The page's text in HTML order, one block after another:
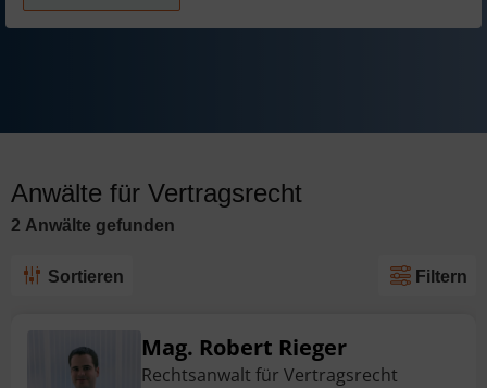
Anwälte für Vertragsrecht
2 Anwälte gefunden
Sortieren Filtern
Mag. Robert Rieger
Rechtsanwalt für Vertragsrecht